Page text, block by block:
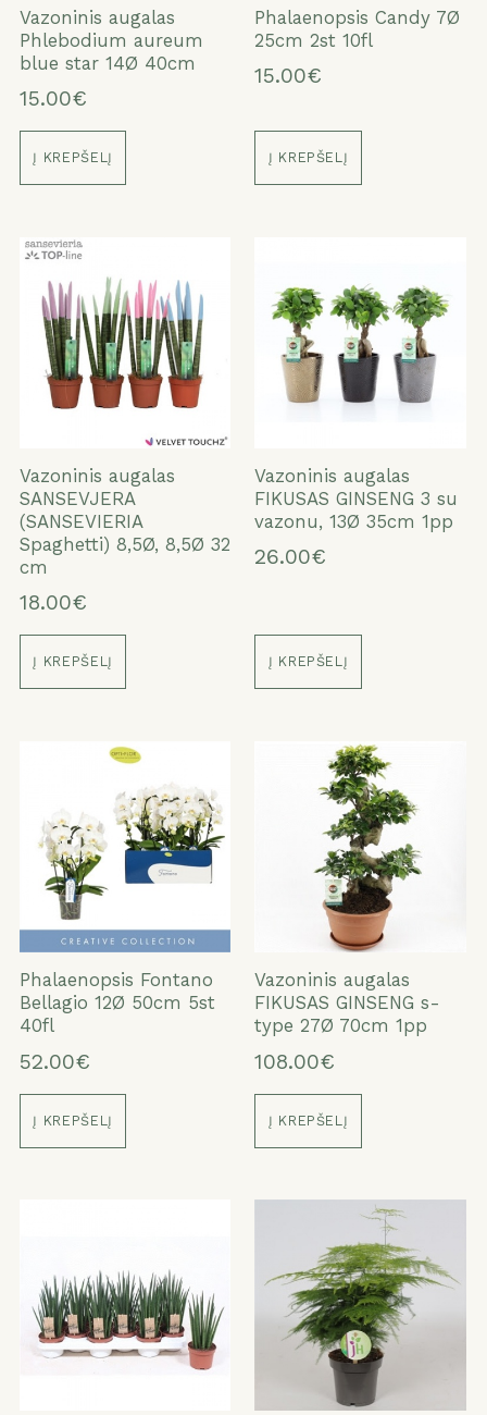
Vazoninis augalas
Phlebodium aureum
blue star 14Ø 40cm
15.00€
Į KREPŠELĮ
Phalaenopsis Candy 7Ø
25cm 2st 10fl
15.00€
Į KREPŠELĮ
Vazoninis augalas
SANSEVJERA
(SANSEVIERIA
Spaghetti) 8,5Ø, 8,5Ø 32
cm
18.00€
Į KREPŠELĮ
Vazoninis augalas
FIKUSAS GINSENG 3 su
vazonu, 13Ø 35cm 1pp
26.00€
Į KREPŠELĮ
Phalaenopsis Fontano
Bellagio 12Ø 50cm 5st
40fl
52.00€
Į KREPŠELĮ
Vazoninis augalas
FIKUSAS GINSENG s-
type 27Ø 70cm 1pp
108.00€
Į KREPŠELĮ